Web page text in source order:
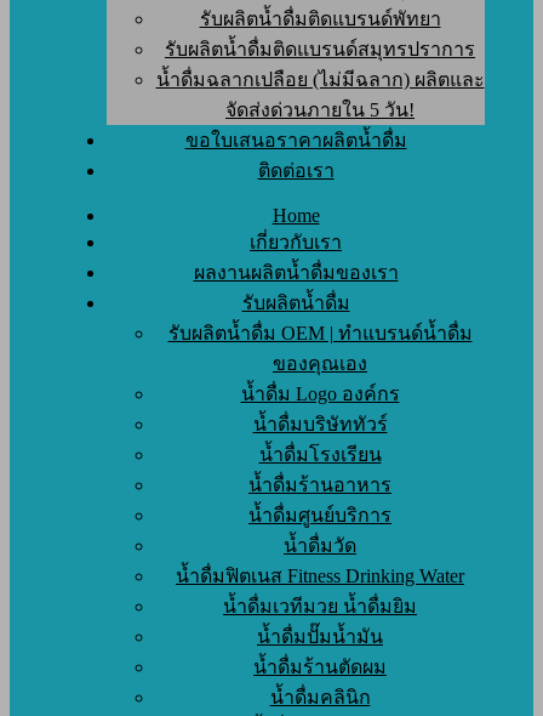
รับผลิตน้ำดื่มติดแบรนด์พัทยา
รับผลิตน้ำดื่มติดแบรนด์สมุทรปราการ
น้ำดื่มฉลากเปลือย (ไม่มีฉลาก) ผลิตและ
จัดส่งด่วนภายใน 5 วัน!
ขอใบเสนอราคาผลิตน้ำดื่ม
ติดต่อเรา
Home
เกี่ยวกับเรา
ผลงานผลิตน้ำดื่มของเรา
รับผลิตน้ำดื่ม
รับผลิตน้ำดื่ม OEM | ทำแบรนด์น้ำดื่ม
ของคุณเอง
น้ำดื่ม Logo องค์กร
น้ำดื่มบริษัททัวร์
น้ำดื่มโรงเรียน
น้ำดื่มร้านอาหาร
น้ำดื่มศูนย์บริการ
น้ำดื่มวัด
น้ำดื่มฟิตเนส Fitness Drinking Water
น้ำดื่มเวทีมวย น้ำดื่มยิม
น้ำดื่มปั๊มน้ำมัน
น้ำดื่มร้านตัดผม
น้ำดื่มคลินิก